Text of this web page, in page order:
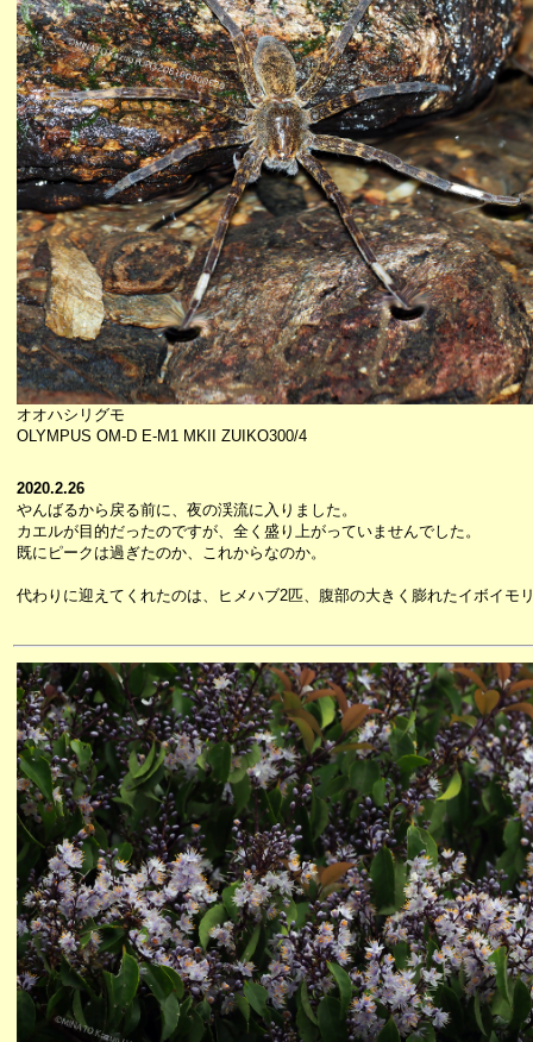
オオハシリグモ
OLYMPUS OM-D E-M1 MKII ZUIKO300/4
2020.2.26
やんばるから戻る前に、夜の渓流に入りました。
カエルが目的だったのですが、全く盛り上がっていませんでした。
既にピークは過ぎたのか、これからなのか。
代わりに迎えてくれたのは、ヒメハブ2匹、腹部の大きく膨れたイボイモ